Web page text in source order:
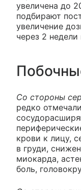
увеличена до
подбирают
увеличение
через 2 недели
Со стороны
редко
крови к лицу,
в груди,
миокарда,
боль,